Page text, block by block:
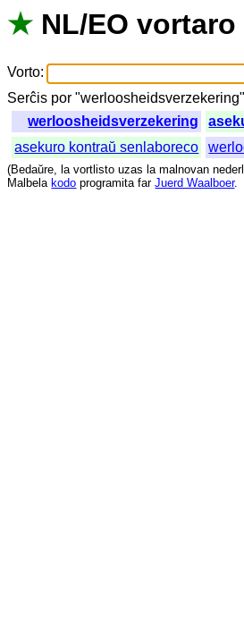
★ NL/EO vortaro
Vorto:
Serĉis por "
werloosheidsverzekering
asekuro kontraŭ senlaboreco
(Bedaŭre, la vortlisto uzas la malnovan
Malbela kodo programita far Juerd Waalboer.